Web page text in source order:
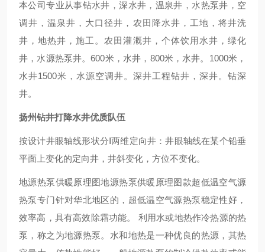
本公司专业从事钻水井，深水井，温泉井，水热泵井，空
调井，温泉井，大口径井，农田降水井，工地，将井洗
井，地热井，施工。农田灌溉井，个体饮用水井，绿化
井，水源热泵井。600米，水井，800米，水井。1000米，
水井1500米，水源空调井。深井工程钻井，深井。钻深
井。
扬州钻井打降水井优质队伍
按设计井眼轴线形状分Ⅰ两维定向井：井眼轴线在某个铅垂
平面上变化的定向井，井斜变化，方位不变化。
地源热泵供暖原理图地源热泵供暖原理图款超低温空气源
热泵专门针对华北地区的，超低温空气源热泵稳定性好，
效率高，具有高效除霜功能。 利用水或地热作冷热源的热
泵，称之为地源热泵。水和地热是一种优良的热源，其热